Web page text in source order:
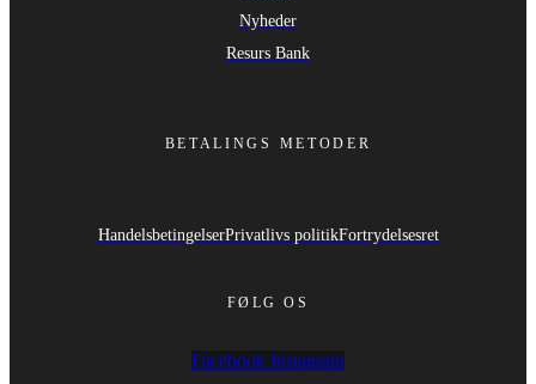
Nyheder
Resurs Bank
BETALINGS METODER
HandelsbetingelserPrivatlivs politikFortrydelsesret
FØLG OS
Facebook Instagram